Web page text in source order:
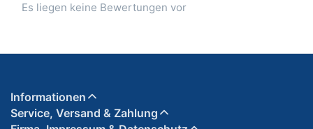
Es liegen keine Bewertungen vor
Informationen
Service, Versand & Zahlung